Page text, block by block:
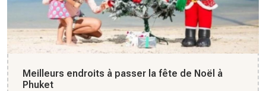
Meilleurs endroits à passer la fête de Noël à
Phuket